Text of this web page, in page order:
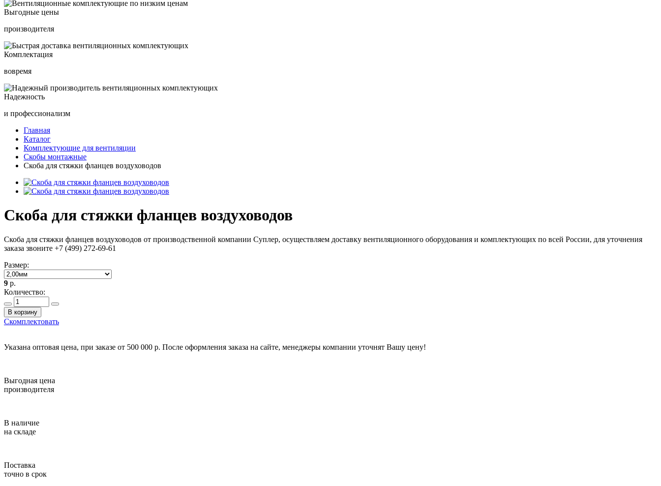
Выгодные цены
производителя
Комплектация
вовремя
Надежность
и профессионализм
Главная
Каталог
Комплектующие для вентиляции
Скобы монтажные
Скоба для стяжки фланцев воздуховодов
Скоба для стяжки фланцев воздуховодов
Скоба для стяжки фланцев воздуховодов от производственной компании Суплер, осуществляем доставку вентиляционного оборудования и комплектующих по всей России, для уточнения
заказа звоните +7 (499) 272-69-61
Размер:
9 р.
Количество:
В корзину
Скомплектовать
Указана оптовая цена, при заказе от 500 000 р. После оформления заказа на сайте, менеджеры компании уточнят Вашу цену!
Выгодная цена
производителя
В наличие
на складе
Поставка
точно в срок